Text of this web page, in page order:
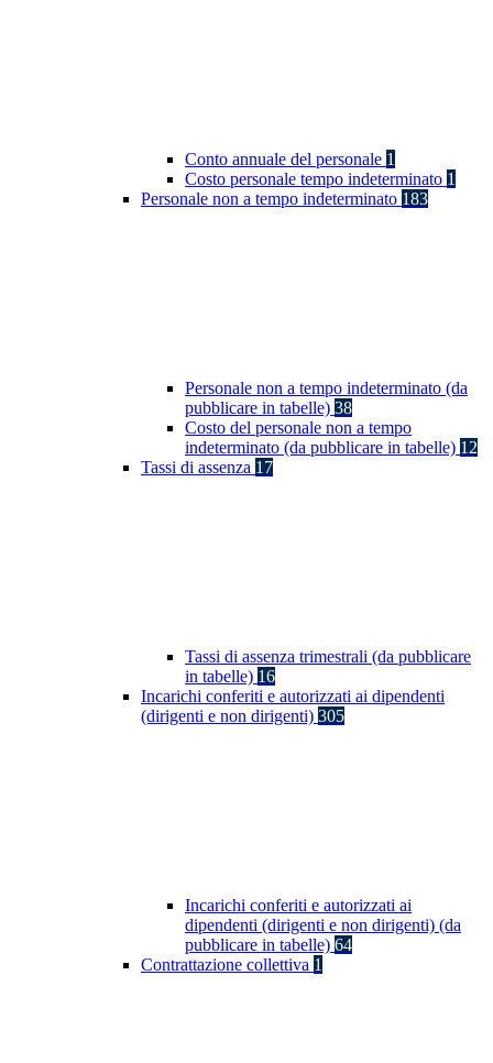
Conto annuale del personale 1
Costo personale tempo indeterminato 1
Personale non a tempo indeterminato 183
Personale non a tempo indeterminato (da
pubblicare in tabelle) 38
Costo del personale non a tempo
indeterminato (da pubblicare in tabelle) 12
Tassi di assenza 17
Tassi di assenza trimestrali (da pubblicare
in tabelle) 16
Incarichi conferiti e autorizzati ai dipendenti
(dirigenti e non dirigenti) 305
Incarichi conferiti e autorizzati ai
dipendenti (dirigenti e non dirigenti) (da
pubblicare in tabelle) 64
Contrattazione collettiva 1